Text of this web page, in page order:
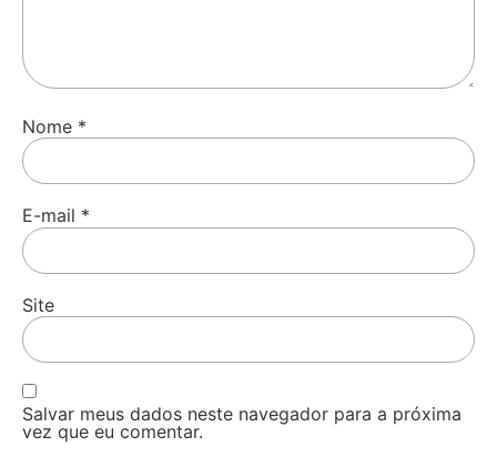
Nome *
E-mail *
Site
Salvar meus dados neste navegador para a próxima
vez que eu comentar.